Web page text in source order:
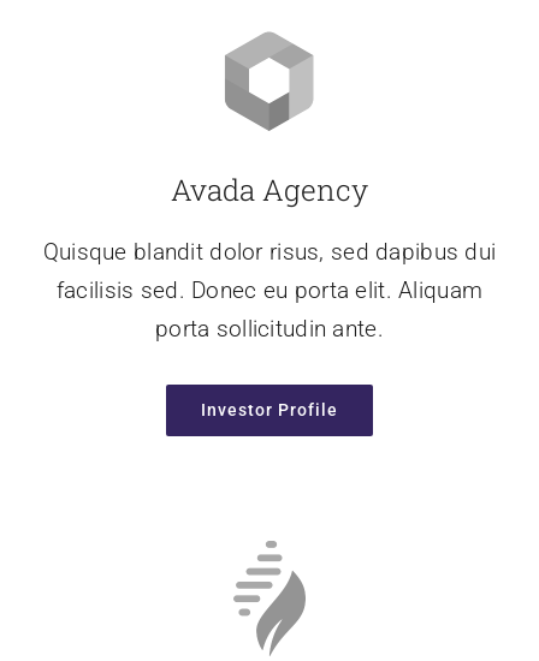
Avada Agency
Quisque blandit dolor risus, sed dapibus dui
facilisis sed. Donec eu porta elit. Aliquam
porta sollicitudin ante.
Investor Profile